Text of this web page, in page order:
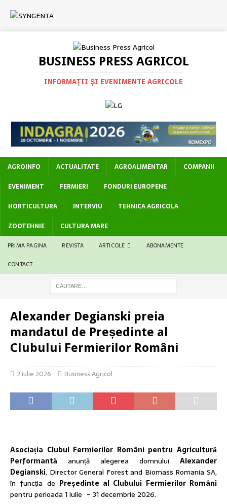
BUSINESS PRESS AGRICOL
INFORMAŢII ŞI EVENIMENTE AGRICOLE
AGROINFO ACTUALITATE AGROALIMENTAR
COMPANII
EVENIMENT
FERMIERI
FONDURI EUROPENE
HORTICULTURA
INTERVIU
TEHNICA AGRICOLA
ZOOTEHNIE
CULTURA MARE
PRIMA PAGINA REVISTA ARTICOLE ABONAMENTE
CONTACT
Alexander Degianski preia
mandatul de Președinte al
Clubului Fermierilor Români
2 iulie 2026 Business Agricol
Asociația Clubul Fermierilor Români pentru Agricultură
Performantă anunță alegerea domnului Alexander
Degianski, Director General Forest and Biomass Romania SA,
în funcția de Președinte al Clubului Fermierilor Români
pentru perioada 1 iulie – 31 decembrie 2026.